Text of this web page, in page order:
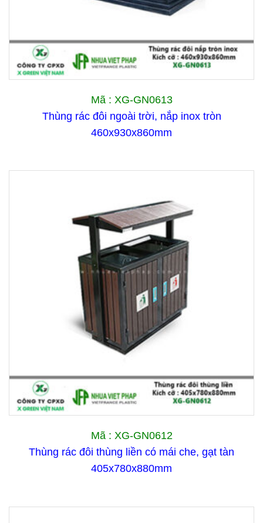
Mã : XG-GN0613
Thùng rác đôi ngoài trời, nắp inox tròn
460x930x860mm
Mã : XG-GN0612
Thùng rác đôi thùng liền có mái che, gạt tàn
405x780x880mm